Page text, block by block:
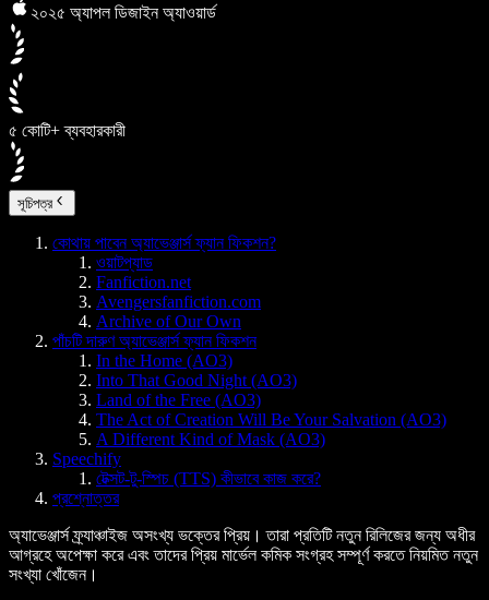
২০২৫ অ্যাপল ডিজাইন অ্যাওয়ার্ড
৫ কোটি+ ব্যবহারকারী
সূচিপত্র
কোথায় পাবেন অ্যাভেঞ্জার্স ফ্যান ফিকশন?
ওয়াটপ্যাড
Fanfiction.net
Avengersfanfiction.com
Archive of Our Own
পাঁচটি দারুণ অ্যাভেঞ্জার্স ফ্যান ফিকশন
In the Home (AO3)
Into That Good Night (AO3)
Land of the Free (AO3)
The Act of Creation Will Be Your Salvation (AO3)
A Different Kind of Mask (AO3)
Speechify
টেক্সট-টু-স্পিচ (TTS) কীভাবে কাজ করে?
প্রশ্নোত্তর
অ্যাভেঞ্জার্স ফ্র্যাঞ্চাইজ অসংখ্য ভক্তের প্রিয়। তারা প্রতিটি নতুন রিলিজের জন্য অধীর
আগ্রহে অপেক্ষা করে এবং তাদের প্রিয় মার্ভেল কমিক সংগ্রহ সম্পূর্ণ করতে নিয়মিত নতুন
সংখ্যা খোঁজেন।